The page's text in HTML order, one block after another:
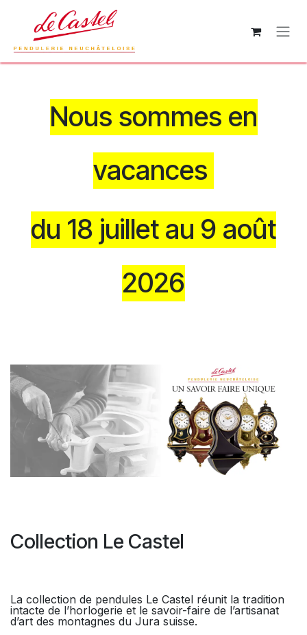
Se rendre au contenu
Nous sommes en
vacances
du 18 juillet au 9 août
2026
Collection Le Castel
La collection de pendules Le Castel réunit la tradition
intacte de l’horlogerie et le savoir-faire de l’artisanat
d’art des montagnes du Jura suisse.